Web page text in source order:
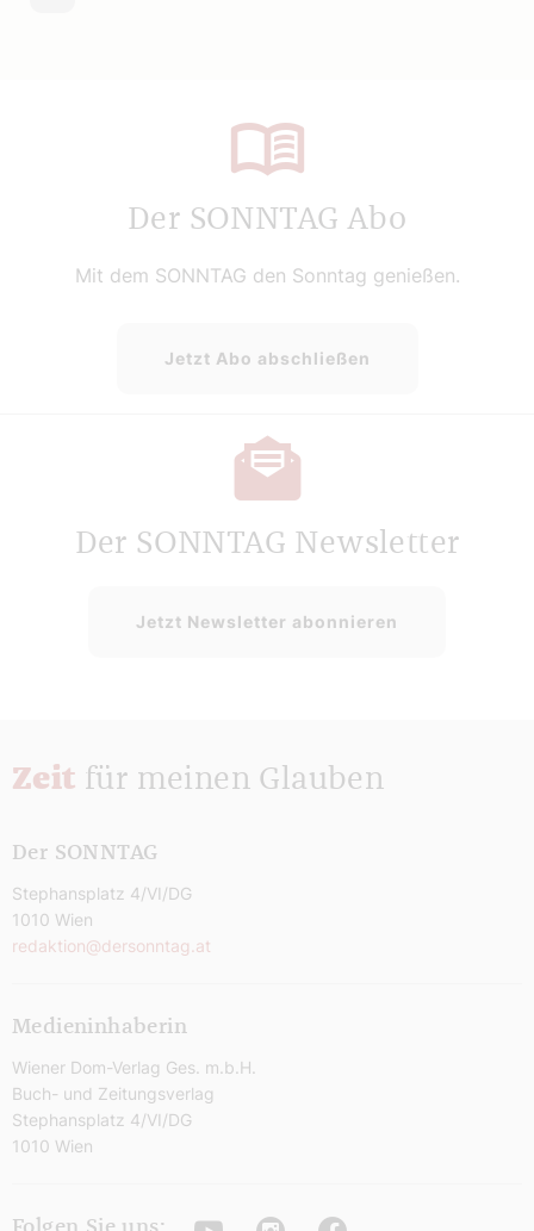
nächste
Der SONNTAG Abo
Mit dem SONNTAG den Sonntag genießen.
Jetzt Abo abschließen
Der SONNTAG Newsletter
Jetzt Newsletter abonnieren
Zeit für meinen Glauben
Der SONNTAG
Stephansplatz 4/VI/DG
1010 Wien
redaktion@dersonntag.at
Medieninhaberin
Wiener Dom-Verlag Ges. m.b.H.
Buch- und Zeitungsverlag
Stephansplatz 4/VI/DG
1010 Wien